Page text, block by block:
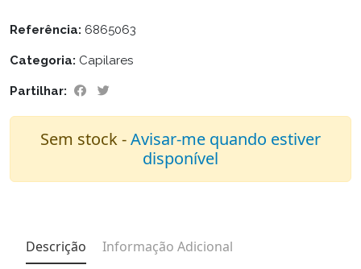
Referência: 6865063
Categoria: Capilares
Partilhar:
Sem stock -Avisar-me quando estiver
disponível
Descrição Informação Adicional